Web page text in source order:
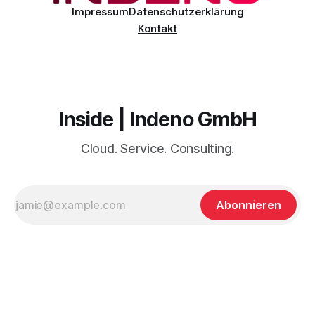
ImpressumDatenschutzerklärung
Kontakt
Inside | Indeno GmbH
Cloud. Service. Consulting.
Abonnieren